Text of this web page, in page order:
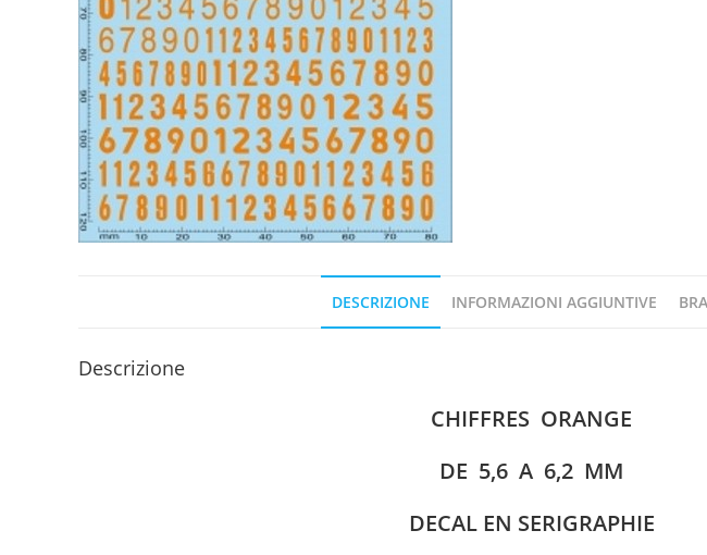
DESCRIZIONE INFORMAZIONI AGGIUNTIVE
Descrizione
CHIFFRES ORANGE
DE 5,6 A 6,2 MM
DECAL EN SERIGRAPHIE